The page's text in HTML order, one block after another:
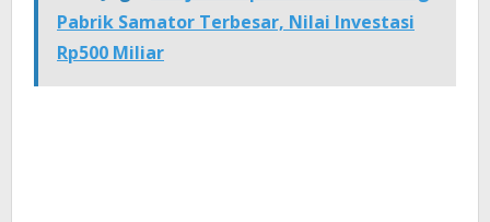
Pabrik Samator Terbesar, Nilai Investasi
Rp500 Miliar